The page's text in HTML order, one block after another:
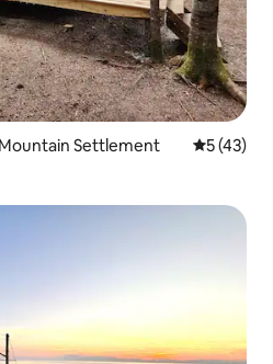
Settlement
5 (43)